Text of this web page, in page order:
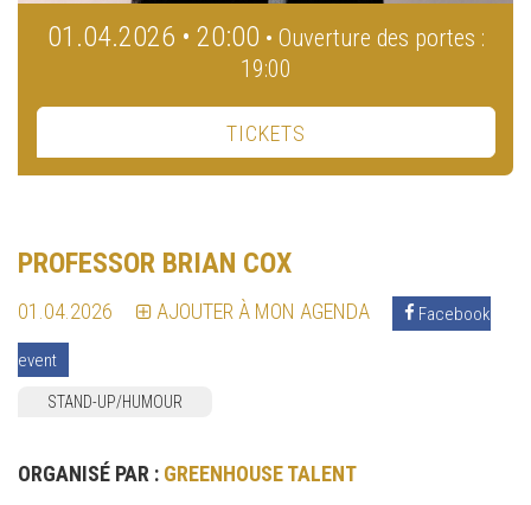
01.04.2026 • 20:00 • Ouverture des portes :
19:00
TICKETS
PROFESSOR BRIAN COX
01.04.2026 AJOUTER À MON AGENDA Facebook
event
STAND-UP/HUMOUR
ORGANISÉ PAR : GREENHOUSE TALENT